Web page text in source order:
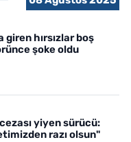
giren hırsızlar boş
şoke oldu
cezası yiyen sürücü:
razı olsun"